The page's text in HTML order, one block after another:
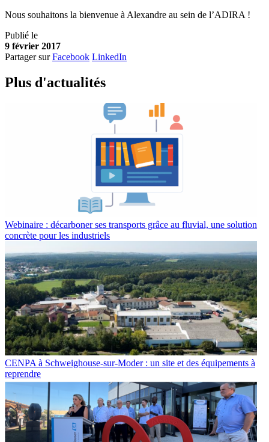
Nous souhaitons la bienvenue à Alexandre au sein de l’ADIRA !
Publié le
9 février 2017
Partager sur Facebook LinkedIn
Plus d'actualités
Webinaire : décarboner ses transports grâce au fluvial, une solution
concrète pour les industriels
CENPA à Schweighouse-sur-Moder : un site et des équipements à
reprendre